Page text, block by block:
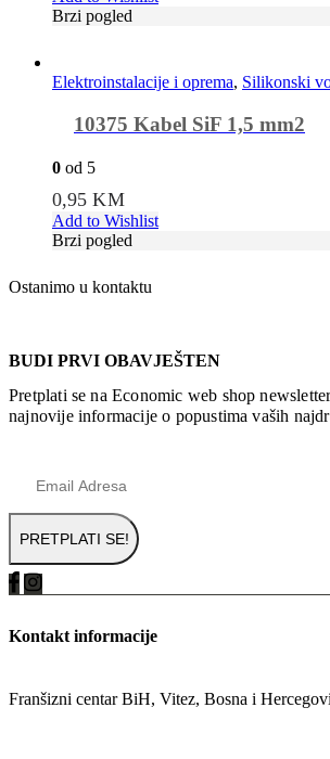
Brzi pogled
Elektroinstalacije i oprema, Silikonski
10375 Kabel SiF 1,5 mm2
0 od 5
0,95KM
Add to Wishlist
Brzi pogled
Ostanimo u kontaktu
BUDI PRVI OBAVJEŠTEN
Pretplati se na Economic web shop
najnovije informacije o popustima vaših
Kontakt informacije
Franšizni centar BiH, Vitez, Bosna i